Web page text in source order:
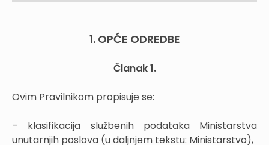
1. OPĆE ODREDBE
Članak 1.
Ovim Pravilnikom propisuje se:
– klasifikacija službenih podataka Ministarstva
unutarnjih poslova (u daljnjem tekstu: Ministarstvo),